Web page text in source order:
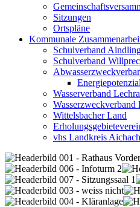
Sitzungen
Ortspläne
Kommunale
Schulverband
Schulverband
Wasserverband
Wittelsbacher Land
vhs Landkreis